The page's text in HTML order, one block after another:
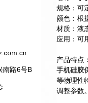
南路6号B
规格：可
颜色：根
材质：液
应用：可
产品特点
手机硅胶
等物理性
调整参数